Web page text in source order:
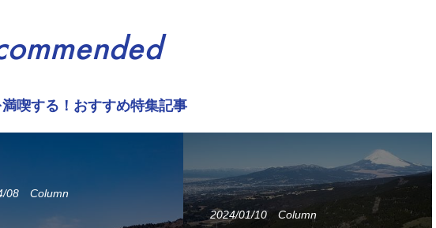
喫する！おすすめ特集記事
08 Column
2024/01/10 Column